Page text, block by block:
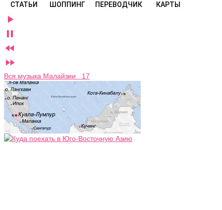
СТАТЬИ ШОППИНГ ПЕРЕВОДЧИК КАРТЫ




Вся музыка Малайзии 17